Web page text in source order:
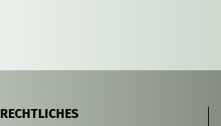
RECHTLICHES